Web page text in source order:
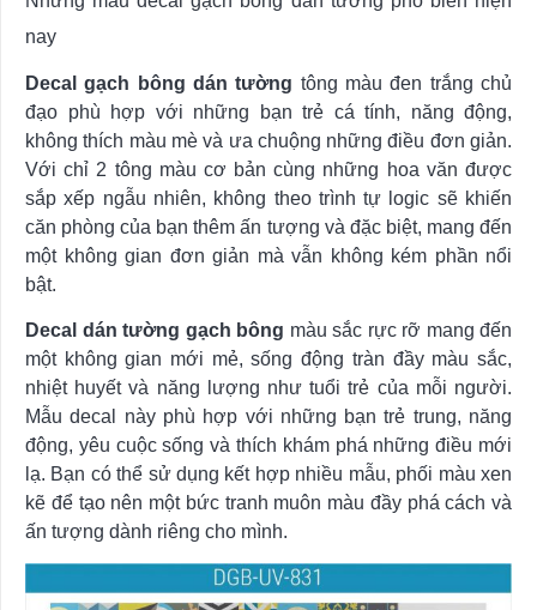
nay
Decal gạch bông dán tường tông màu đen trắng chủ
đạo phù hợp với những bạn trẻ cá tính, năng động,
không thích màu mè và ưa chuộng những điều đơn giản.
Với chỉ 2 tông màu cơ bản cùng những hoa văn được
sắp xếp ngẫu nhiên, không theo trình tự logic sẽ khiến
căn phòng của bạn thêm ấn tượng và đặc biệt, mang đến
một không gian đơn giản mà vẫn không kém phần nổi
bật.
Decal dán tường gạch bông màu sắc rực rỡ mang đến
một không gian mới mẻ, sống động tràn đầy màu sắc,
nhiệt huyết và năng lượng như tuổi trẻ của mỗi người.
Mẫu decal này phù hợp với những bạn trẻ trung, năng
động, yêu cuộc sống và thích khám phá những điều mới
lạ. Bạn có thể sử dụng kết hợp nhiều mẫu, phối màu xen
kẽ để tạo nên một bức tranh muôn màu đầy phá cách và
ấn tượng dành riêng cho mình.